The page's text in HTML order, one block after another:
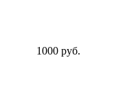
1000 руб.